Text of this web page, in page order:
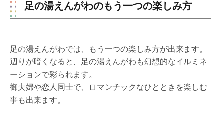
足の湯えんがわのもう一つの楽しみ方
足の湯えんがわでは、もう一つの楽しみ方が出来ます。
辺りが暗くなると、足の湯えんがわも幻想的なイルミネ
ーションで彩られます。
御夫婦や恋人同士で、ロマンチックなひとときを楽しむ
事も出来ます。